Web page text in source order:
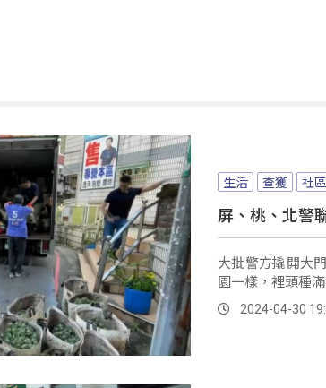
生活 查獲 社區
屏、桃、北警
大批警方撬開大
園一樣，裡頭種
2024-04-30